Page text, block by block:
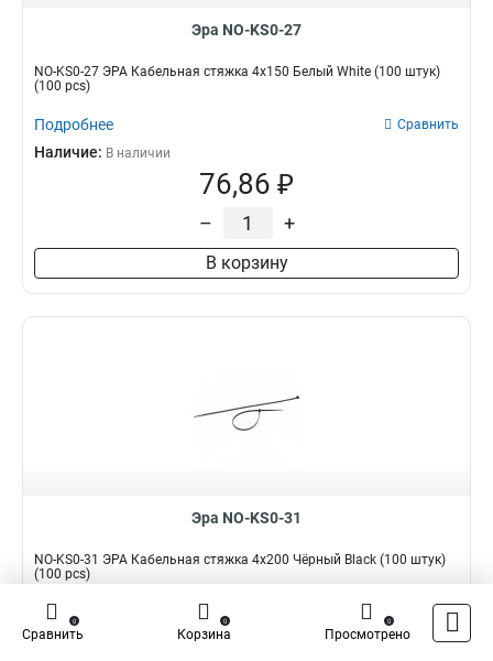
Эра NO-KS0-27
NO-KS0-27 ЭРА Кабельная стяжка 4х150 Белый White (100 штук)
(100 pcs)
Подробнее Сравнить
Наличие: В наличии
76,86 ₽
– +
В корзину
Эра NO-KS0-31
NO-KS0-31 ЭРА Кабельная стяжка 4x200 Чёрный Black (100 штук)
(100 pcs)
Подробнее Сравнить
Наличие:
Сравнить
0
Корзина
0
Просмотрено
0